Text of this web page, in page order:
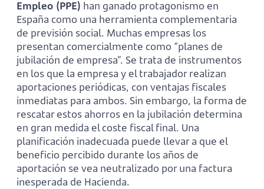
Empleo (PPE) han ganado protagonismo en
España como una herramienta complementaria
de previsión social. Muchas empresas los
presentan comercialmente como “planes de
jubilación de empresa”. Se trata de instrumentos
en los que la empresa y el trabajador realizan
aportaciones periódicas, con ventajas fiscales
inmediatas para ambos. Sin embargo, la forma de
rescatar estos ahorros en la jubilación determina
en gran medida el coste fiscal final. Una
planificación inadecuada puede llevar a que el
beneficio percibido durante los años de
aportación se vea neutralizado por una factura
inesperada de Hacienda.